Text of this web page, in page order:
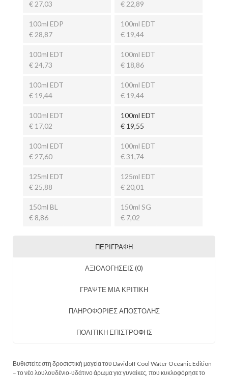
€ 27,03
€ 22,89
100ml EDP
€ 28,87
100ml EDT
€ 19,44
100ml EDT
€ 24,73
100ml EDT
€ 18,86
100ml EDT
€ 19,44
100ml EDT
€ 19,44
100ml EDT
€ 17,02
100ml EDT
€ 19,55
100ml EDT
€ 27,60
100ml EDT
€ 31,74
125ml EDT
€ 25,88
125ml EDT
€ 20,01
150ml BL
€ 8,86
150ml SG
€ 7,02
ΠΕΡΙΓΡΑΦΉ
ΑΞΙΟΛΟΓΉΣΕΙΣ (0)
ΓΡΑΨΤΕ ΜΙΑ ΚΡΙΤΙΚΗ
ΠΛΗΡΟΦΟΡΙΕΣ ΑΠΟΣΤΟΛΗΣ
ΠΟΛΙΤΙΚΗ ΕΠΙΣΤΡΟΦΗΣ
Βυθιστείτε στη δροσιστική μαγεία του Davidoff Cool Water Oceanic Edition
– το νέο λουλουδένιο-υδάτινο άρωμα για γυναίκες, που κυκλοφόρησε το